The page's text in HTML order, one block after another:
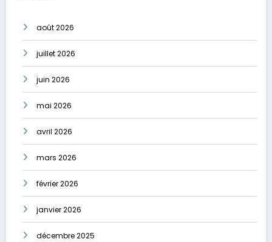
août 2026
juillet 2026
juin 2026
mai 2026
avril 2026
mars 2026
février 2026
janvier 2026
décembre 2025